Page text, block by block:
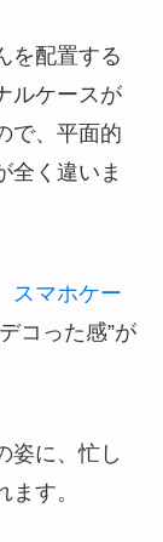
を配置する
ルケースが
で、平面的
全く違いま
スマホケー
コった感”が
姿に、忙し
す。